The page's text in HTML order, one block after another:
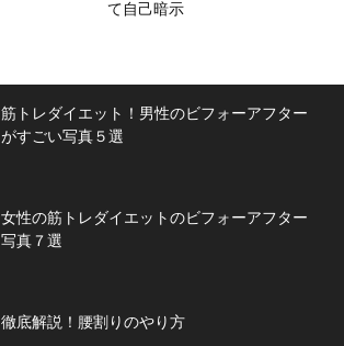
て自己暗示
筋トレダイエット！男性のビフォーアフター
がすごい写真５選
女性の筋トレダイエットのビフォーアフター
写真７選
徹底解説！腰割りのやり方